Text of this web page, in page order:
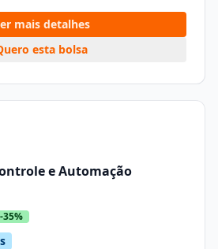
mais detalhes
esta bolsa
e Automação
-35%